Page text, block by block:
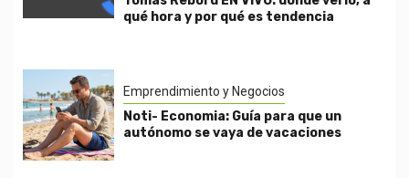
qué hora y por qué es tendencia
Emprendimiento y Negocios
Noti- Economia: Guía para que un
autónomo se vaya de vacaciones